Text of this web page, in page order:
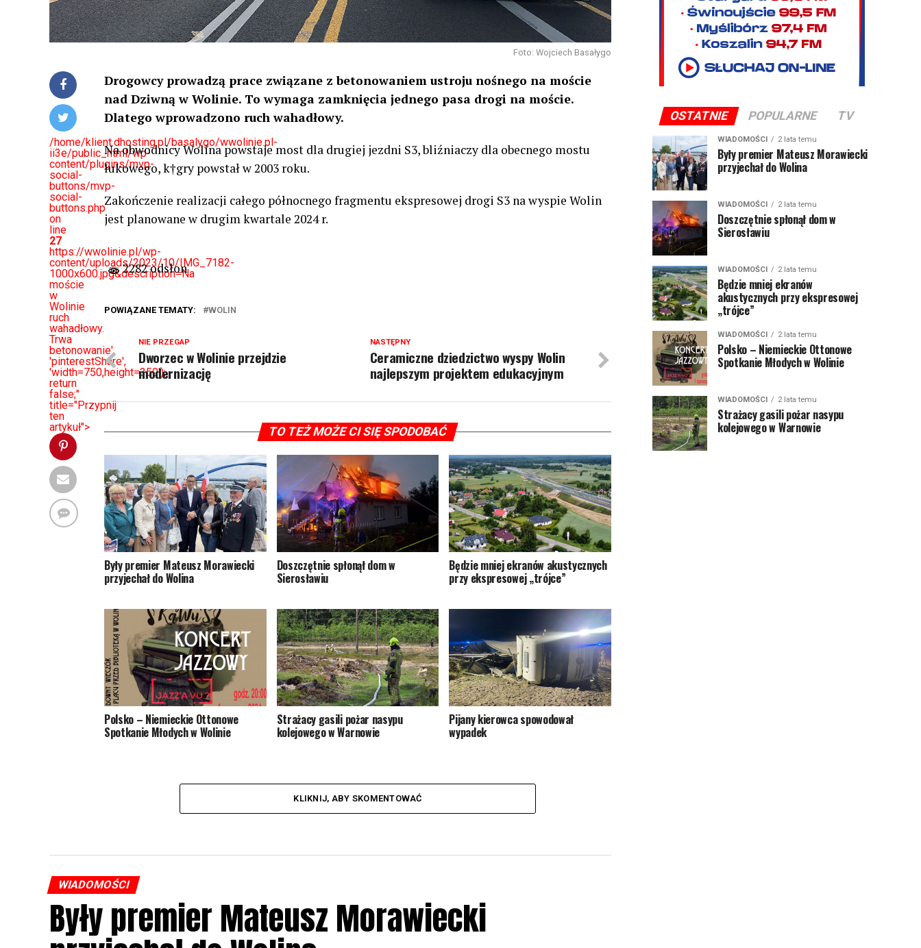
Foto: Wojciech Basałygo
/home/klient.dhosting.pl/basalygo/wwolinie.pl-
ii3e/public_html/wp-
content/plugins/mvp-
social-
buttons/mvp-
social-
buttons.php
on
line
27
https://wwolinie.pl/wp-
content/uploads/2023/10/IMG_7182-
1000x600.jpg&description=Na
moście
w
Wolinie
ruch
wahadłowy.
Trwa
betonowanie',
'pinterestShare',
'width=750,height=350');
return
false;"
title="Przypnij
ten
artykuł">
Drogowcy prowadzą prace związane z betonowaniem ustroju nośnego na moście
nad Dziwną w Wolinie. To wymaga zamknięcia jednego pasa drogi na moście.
Dlatego wprowadzono ruch wahadłowy.
Na obwodnicy Wolina powstaje most dla drugiej jezdni S3, bliźniaczy dla obecnego mostu
łukowego, k†gry powstał w 2003 roku.
Zakończenie realizacji całego północnego fragmentu ekspresowej drogi S3 na wyspie Wolin
jest planowane w drugim kwartale 2024 r.
2282 odsłon
POWIĄZANE TEMATY: WOLIN
NASTĘPNY
Ceramiczne dziedzictwo wyspy Wolin
najlepszym projektem edukacyjnym
NIE PRZEGAP
Dworzec w Wolinie przejdzie
modernizację
TO TEŻ MOŻE CI SIĘ SPODOBAĆ
Były premier Mateusz Morawiecki
przyjechał do Wolina
Doszczętnie spłonął dom w
Sierosławiu
Będzie mniej ekranów akustycznych
przy ekspresowej „trójce”
Polsko – Niemieckie Ottonowe
Spotkanie Młodych w Wolinie
Strażacy gasili pożar nasypu
kolejowego w Warnowie
Pijany kierowca spowodował
wypadek
KLIKNIJ, ABY SKOMENTOWAĆ
WIADOMOŚCI
Były premier Mateusz Morawiecki
OSTATNIE POPULARNE TV
WIADOMOŚCI 2 lata temu
Były premier Mateusz Morawiecki
przyjechał do Wolina
WIADOMOŚCI 2 lata temu
Doszczętnie spłonął dom w
Sierosławiu
WIADOMOŚCI 2 lata temu
Będzie mniej ekranów
akustycznych przy ekspresowej
„trójce”
WIADOMOŚCI 2 lata temu
Polsko – Niemieckie Ottonowe
Spotkanie Młodych w Wolinie
WIADOMOŚCI 2 lata temu
Strażacy gasili pożar nasypu
kolejowego w Warnowie